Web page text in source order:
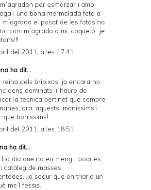
per esmorzar i amb
i una bona mermelada feta a
m´agrada el posat de les fotos ho
com m´agrada a mi, coquetó...je
del 2011, a les 17:41
ha dit...
reina dels brioixos! jo encara no
gens dominats :( haure de
la tecnica bertinet que sempre
ara, aquests, monissims i
que bonissims!
del 2011, a les 18:51
ha dit...
ha dia que no en mengi...podries
catàleg de masses
segur que en triaria un
me´l fessis.